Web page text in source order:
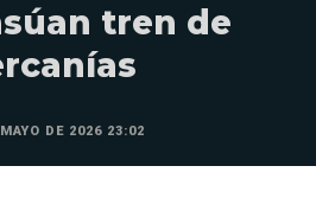
tren de
DE 2026 23:02